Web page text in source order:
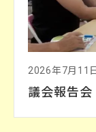
2026年7月11日
議会報告会